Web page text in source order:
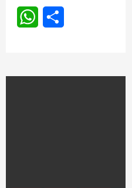
WhatsApp